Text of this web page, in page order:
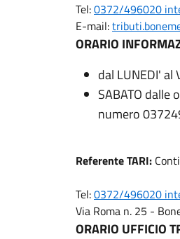
Tel:0372/496020
E-mail:
ORARIO
dal LUNEDI' al
SABATO dalle
numero
Referente TARI:
Tel:0372/496020
Via Roma n. 25 -
ORARIO UFFICIO